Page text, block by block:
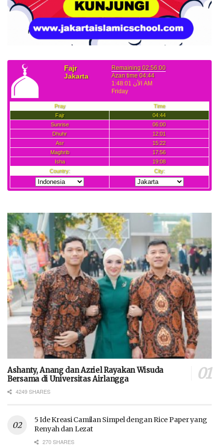
Ashanty, Anang dan Azriel Rayakan Wisuda
Bersama di Universitas Airlangga
4249 SHARES
5 Ide Kreasi Camilan Simpel dengan Rice Paper yang
Renyah dan Lezat
270 SHARES